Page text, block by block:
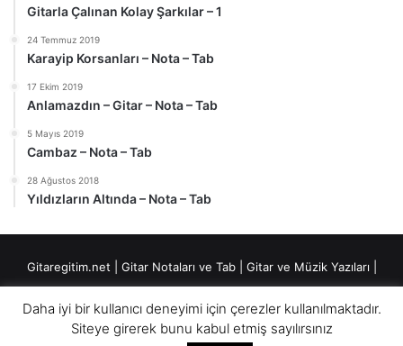
Gitarla Çalınan Kolay Şarkılar – 1
24 Temmuz 2019
Karayip Korsanları – Nota – Tab
17 Ekim 2019
Anlamazdın – Gitar – Nota – Tab
5 Mayıs 2019
Cambaz – Nota – Tab
28 Ağustos 2018
Yıldızların Altında – Nota – Tab
Gitaregitim.net | Gitar Notaları ve Tab| Gitar ve Müzik Yazıları
"Notasyon: Musa Çetiner" yazan notaları izinsiz kullanmamanız rica
Daha iyi bir kullanıcı deneyimi için çerezler kullanılmaktadır.
Siteye girerek bunu kabul etmiş sayılırsınız